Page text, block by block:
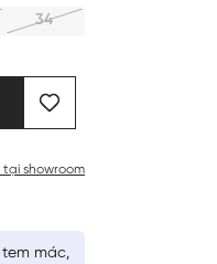
34
tại showroom
mác,